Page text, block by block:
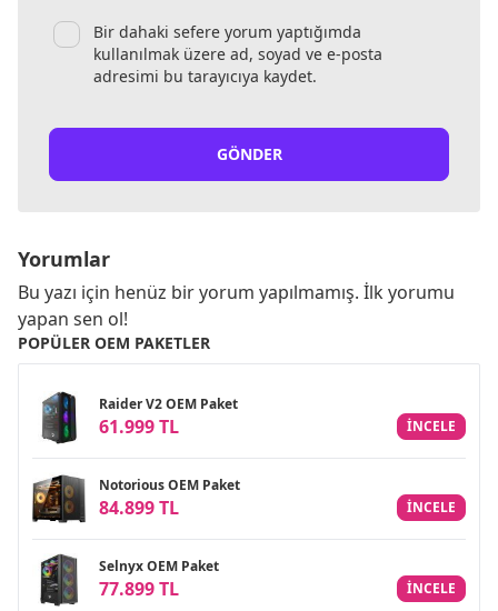
Bir dahaki sefere yorum yaptığımda
kullanılmak üzere ad, soyad ve e-posta
adresimi bu tarayıcıya kaydet.
GÖNDER
Yorumlar
Bu yazı için henüz bir yorum yapılmamış. İlk yorumu
yapan sen ol!
POPÜLER OEM PAKETLER
Raider V2 OEM Paket
61.999 TL INCELE
Notorious OEM Paket
84.899 TL INCELE
Selnyx OEM Paket
77.899 TL INCELE